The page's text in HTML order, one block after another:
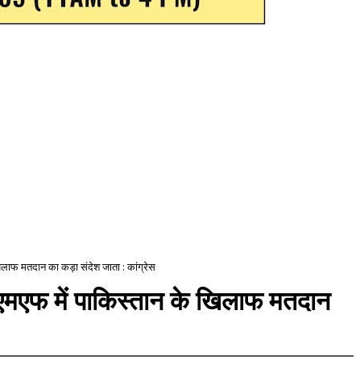
मतदान का कड़ा संदेश जाता : कांग्रेस
में पाकिस्तान के खिलाफ मतदान